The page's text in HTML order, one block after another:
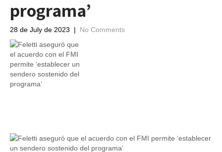
programa’
28 de July de 2023 | No Comments